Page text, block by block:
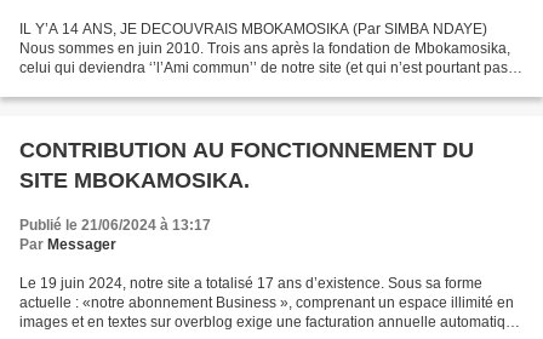
IL Y’A 14 ANS, JE DECOUVRAIS MBOKAMOSIKA (Par SIMBA NDAYE)
Nous sommes en juin 2010. Trois ans après la fondation de Mbokamosika,
celui qui deviendra ‘’l’Ami commun’’ de notre site (et qui n’est pourtant pas
CONTRIBUTION AU FONCTIONNEMENT DU
SITE MBOKAMOSIKA.
Publié le 21/06/2024 à 13:17
Par Messager
Le 19 juin 2024, notre site a totalisé 17 ans d’existence. Sous sa forme
actuelle : «notre abonnement Business », comprenant un espace illimité en
images et en textes sur overblog exige une facturation annuelle automatique